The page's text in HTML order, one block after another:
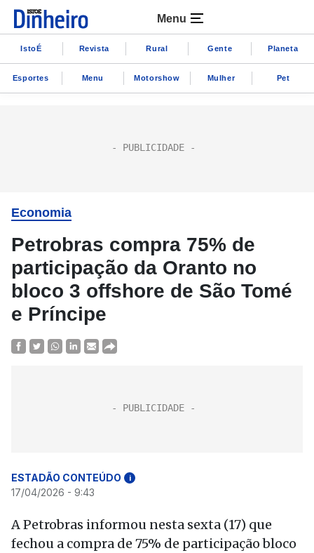
Menu
IstoÉ Revista Rural Gente Planeta
Esportes Menu Motorshow Mulher Pet
Economia
Petrobras compra 75% de
participação da Oranto no
bloco 3 offshore de São Tomé
e Príncipe
ESTADÃO CONTEÚDO i
17/04/2026 - 9:43
A Petrobras informou nesta sexta (17) que
fechou a compra de 75% de participação bloco